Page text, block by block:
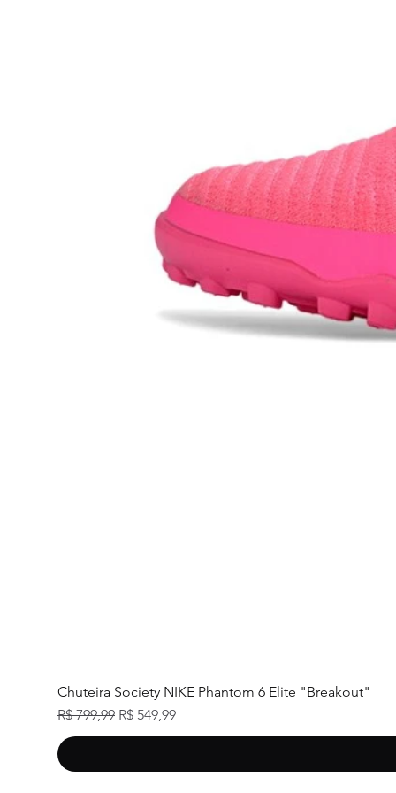
Chuteira Society NIKE Phantom 6 Elite "Breakout"
Preço normal
R$ 799,99 Preço promocional
R$ 549,99